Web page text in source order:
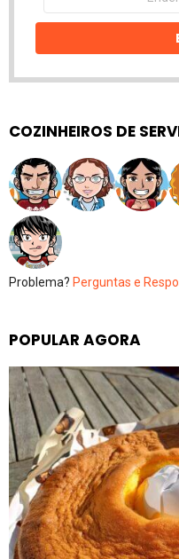
email
COZINHEIROS DE
Problema? Perguntas e
POPULAR AGORA